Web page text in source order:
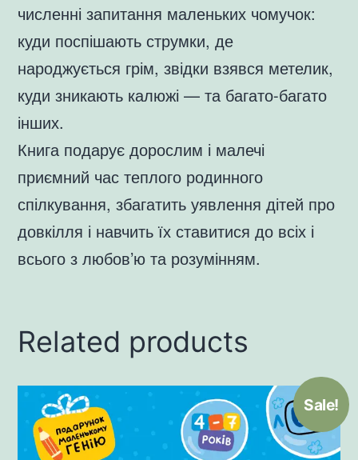
численні запитання маленьких чомучок:
куди поспішають струмки, де
народжується грім, звідки взявся метелик,
куди зникають калюжі — та багато-багато
інших.
Книга подарує дорослим і малечі
приємний час теплого родинного
спілкування, збагатить уявлення дітей про
довкілля і навчить їх ставитися до всіх і
всього з любов’ю та розумінням.
Related products
Sale!